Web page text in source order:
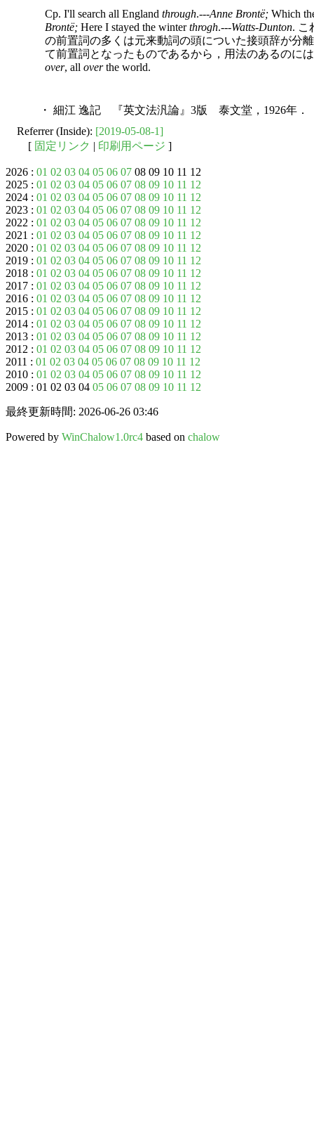
Cp. I'll search all England through.---Anne Brontë; Which
Brontë; Here I stayed the winterthrogh.---Watts-Dunton. こ
の前置詞の多くは元来動詞の頭についた接頭辞が分
て前置詞となったものであるから，用法のあるのに
over, all overthe world.
・ 細江 逸記 『英文法汎論』3版 泰文堂，1926年．
Referrer (Inside): [2019-05-08-1]
[ 固定リンク | 印刷用ページ ]
2026 : 01 02 03 04 05 06 07 08 09 10 11 12
2025 : 01 02 03 04 05 06 07 08 09 10 11 12
2024 : 01 02 03 04 05 06 07 08 09 10 11 12
2023 : 01 02 03 04 05 06 07 08 09 10 11 12
2022 : 01 02 03 04 05 06 07 08 09 10 11 12
2021 : 01 02 03 04 05 06 07 08 09 10 11 12
2020 : 01 02 03 04 05 06 07 08 09 10 11 12
2019 : 01 02 03 04 05 06 07 08 09 10 11 12
2018 : 01 02 03 04 05 06 07 08 09 10 11 12
2017 : 01 02 03 04 05 06 07 08 09 10 11 12
2016 : 01 02 03 04 05 06 07 08 09 10 11 12
2015 : 01 02 03 04 05 06 07 08 09 10 11 12
2014 : 01 02 03 04 05 06 07 08 09 10 11 12
2013 : 01 02 03 04 05 06 07 08 09 10 11 12
2012 : 01 02 03 04 05 06 07 08 09 10 11 12
2011 : 01 02 03 04 05 06 07 08 09 10 11 12
2010 : 01 02 03 04 05 06 07 08 09 10 11 12
2009 : 01 02 03 04 05 06 07 08 09 10 11 12
最終更新時間: 2026-06-26 03:46
Powered by WinChalow1.0rc4 based on chalow